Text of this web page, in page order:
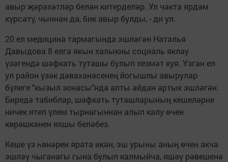
авыр җәрәхәтләр белән китерделәр. Ул чакта ярдәм
күрсәтү, чыннан да, бик авыр булды, - ди ул.
20 ел медицина тармагында эшләгән Наталья
Давыдова 8 елга якын халыкны социаль яклау
үзәгендә шәфкать туташы булып хезмәт куя. Узган ел
ул район үзәк дәваханәсенең йогышлы авырулар
бүлеге "кызыл зонасы"нда алты айдан артык эшләгән.
Биредә табиблар, шәфкать туташларының кешеләрне
ничек итеп үлем тырнагыннан алып калу өчен
көрәшкәнен яхшы беләбез.
Кеше үз һөнәрен ярата икән, эш урыны аның өчен акча
эшләү чыганагы гына булып калмыйча, яшәү рәвешенә